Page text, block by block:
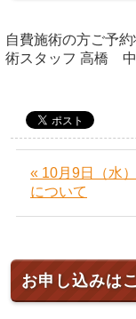
自費施術の方ご予
術スタッフ 高橋
« 10月9日（水
について
お申し込みは